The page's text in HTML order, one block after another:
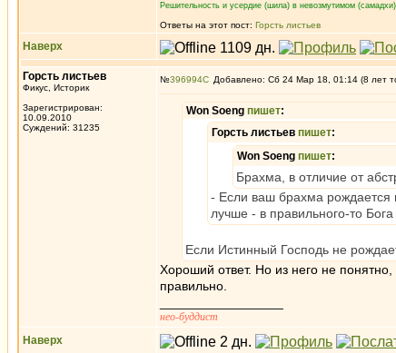
Решительность и усердие (шила) в невозмутимом
Ответы на этот пост: Горсть листьев
Наверх
Горсть листьев
Фикус, Историк
Зарегистрирован:
10.09.2010
Суждений: 31235
№396994 Добавлено: Сб 24 Мар 18, 01:14 (8 лет
Won Soeng пишет:
Горсть листьев пишет:
Won Soeng пишет:
Брахма, в отличие от
- Если ваш брахма рождается
лучше - в правильного-то
Если Истинный Господь не
Хороший ответ. Но из него не понятно,
правильно.
нео-буддист
Наверх